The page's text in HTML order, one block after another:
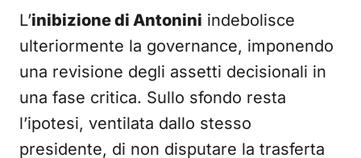
L’inibizione di Antonini indebolisce
ulteriormente la governance, imponendo
una revisione degli assetti decisionali in
una fase critica. Sullo sfondo resta
l’ipotesi, ventilata dallo stesso
presidente, di non disputare la trasferta